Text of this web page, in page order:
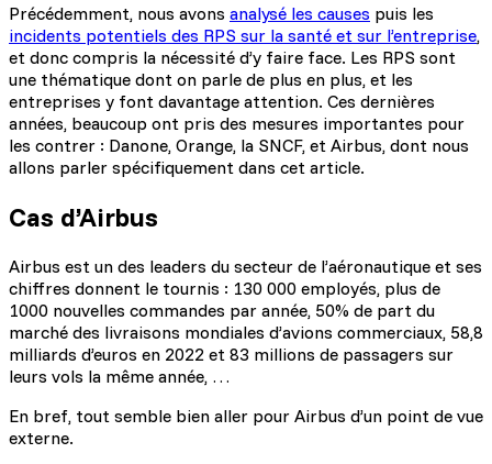
Précédemment, nous avons analysé les causes puis les
incidents potentiels des RPS sur la santé et sur l’entreprise,
et donc compris la nécessité d’y faire face. Les RPS sont
une thématique dont on parle de plus en plus, et les
entreprises y font davantage attention. Ces dernières
années, beaucoup ont pris des mesures importantes pour
les contrer : Danone, Orange, la SNCF, et Airbus, dont nous
allons parler spécifiquement dans cet article.
Cas d’Airbus
Airbus est un des leaders du secteur de l’aéronautique et ses
chiffres donnent le tournis : 130 000 employés, plus de
1000 nouvelles commandes par année, 50% de part du
marché des livraisons mondiales d’avions commerciaux, 58,8
milliards d’euros en 2022 et 83 millions de passagers sur
leurs vols la même année, …
En bref, tout semble bien aller pour Airbus d’un point de vue
externe.